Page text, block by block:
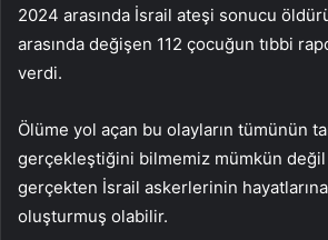
2024 arasında İsrail ateşi sonucu
arasında değişen 112 çocuğun tıbbi
verdi.
Ölüme yol açan bu olayların tümünün
gerçekleştiğini bilmemiz mümkün değil
gerçekten İsrail askerlerinin
oluşturmuş olabilir.